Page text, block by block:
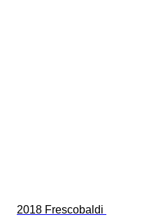
2018 Frescobaldi